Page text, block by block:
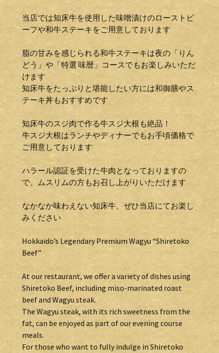
当店では知床牛を使用した味噌漬けのローストビ
ーフや和牛ステーキをご用意しております
脂の甘みを感じられる和牛ステーキは夜の「りん
どう」や「特選 味暦」コースでもお楽しみいただ
けます
知床牛をたっぷりと堪能したい方には和御膳やス
テーキ丼もおすすめです
知床牛のスジ肉で作る牛スジ大根も絶品！
牛スジ大根はランチやディナーでもお手頃価格で
ご用意しております
ハラール認証を受けた牛肉となっておりますの
で、ムスリムの方もお召し上がりいただけます
なかなか味わえない知床牛、ぜひ当店にてお楽し
みください
Hokkaido’s Legendary Premium Wagyu “Shiretoko
Beef”
At our restaurant, we offer a variety of dishes using
Shiretoko Beef, including miso-marinated roast
beef and Wagyu steak.
The Wagyu steak, with its rich sweetness from the
fat, can be enjoyed as part of our evening course
meals.
For those who want to fully indulge in Shiretoko